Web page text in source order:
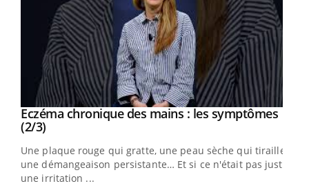
Youtube
Eczéma chronique des mains : les symptômes
(2/3)Youtube
Une plaque rouge qui gratte, une peau sèche qui tiraille,
une démangeaison persistante… Et si ce n'était pas juste
une irritation ...